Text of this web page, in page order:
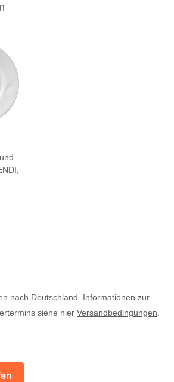
nach Deutschland. Informationen zur
siehe hier Versandbedingungen.